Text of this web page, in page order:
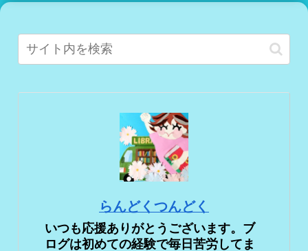
らんどくつんどく
いつも応援ありがとうございます。ブ
ログは初めての経験で毎日苦労してま